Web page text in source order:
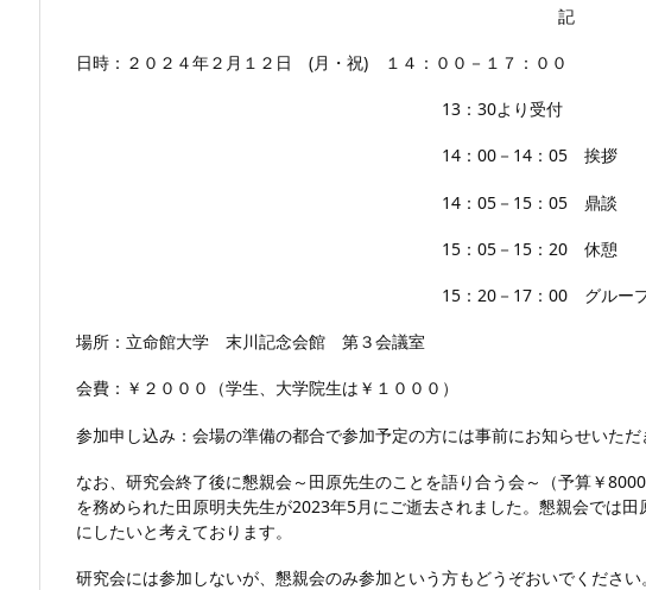
記
日時：２０２４年２月１２日 (月・祝) １４：００－１７：００
13：30より受付
14：00－14：05 挨拶
14：05－15：05 鼎談
15：05－15：20 休憩
15：20－17：00 グルー
場所：立命館大学 末川記念会館 第３会議室
会費：￥２０００（学生、大学院生は￥１０００）
参加申し込み：会場の準備の都合で参加予定の方には事前にお知らせいただ
なお、研究会終了後に懇親会～田原先生のことを語り合う会～（予算￥
を務められた田原明夫先生が2023年5月にご逝去されました。懇親会では
にしたいと考えております。
研究会には参加しないが、懇親会のみ参加という方もどうぞおいでください。